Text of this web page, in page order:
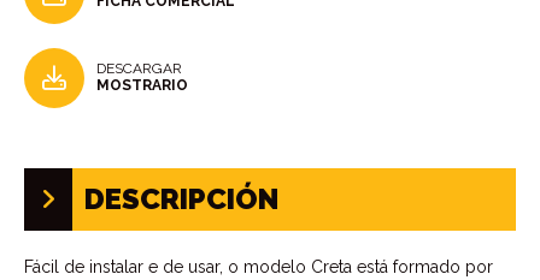
DESCARGAR
MOSTRARIO
DESCRIPCIÓN
Fácil de instalar e de usar, o modelo Creta está formado por